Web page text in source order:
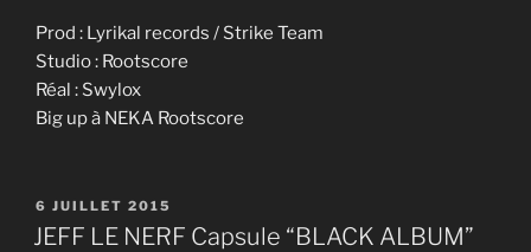
Prod : Lyrikal records / Strike Team
Studio : Rootscore
Réal : Swylox
Big up à NEKA Rootscore
PUBLIÉ
LE
6 JUILLET 2015
JEFF LE NERF Capsule “BLACK ALBUM”